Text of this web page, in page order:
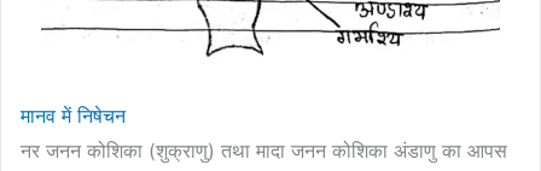
मानव में निषेचन
नर जनन कोशिका (शुक्राणु) तथा मादा जनन कोशिका अंडाणु का आपस